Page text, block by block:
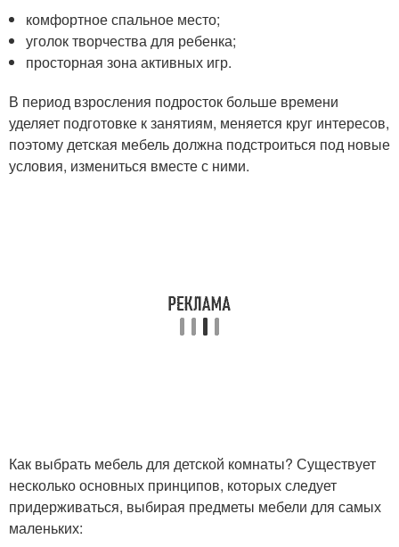
комфортное спальное место;
уголок творчества для ребенка;
просторная зона активных игр.
В период взросления подросток больше времени
уделяет подготовке к занятиям, меняется круг интересов,
поэтому детская мебель должна подстроиться под новые
условия, измениться вместе с ними.
Как выбрать мебель для детской комнаты? Существует
несколько основных принципов, которых следует
придерживаться, выбирая предметы мебели для самых
маленьких: